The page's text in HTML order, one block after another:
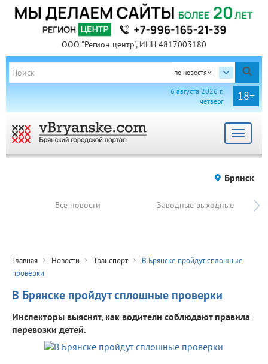
ООО "Регион центр", ИНН 4817003180
по новостям
18+
6 августа 2026 г.
четверг
Toggle
Брянск
Все новости Заводные выходные
Главная Новости Транспорт
В Брянске пройдут сплошные
проверки
В Брянске пройдут сплошные проверки
Инспекторы выяснят, как водители соблюдают правила
перевозки детей.